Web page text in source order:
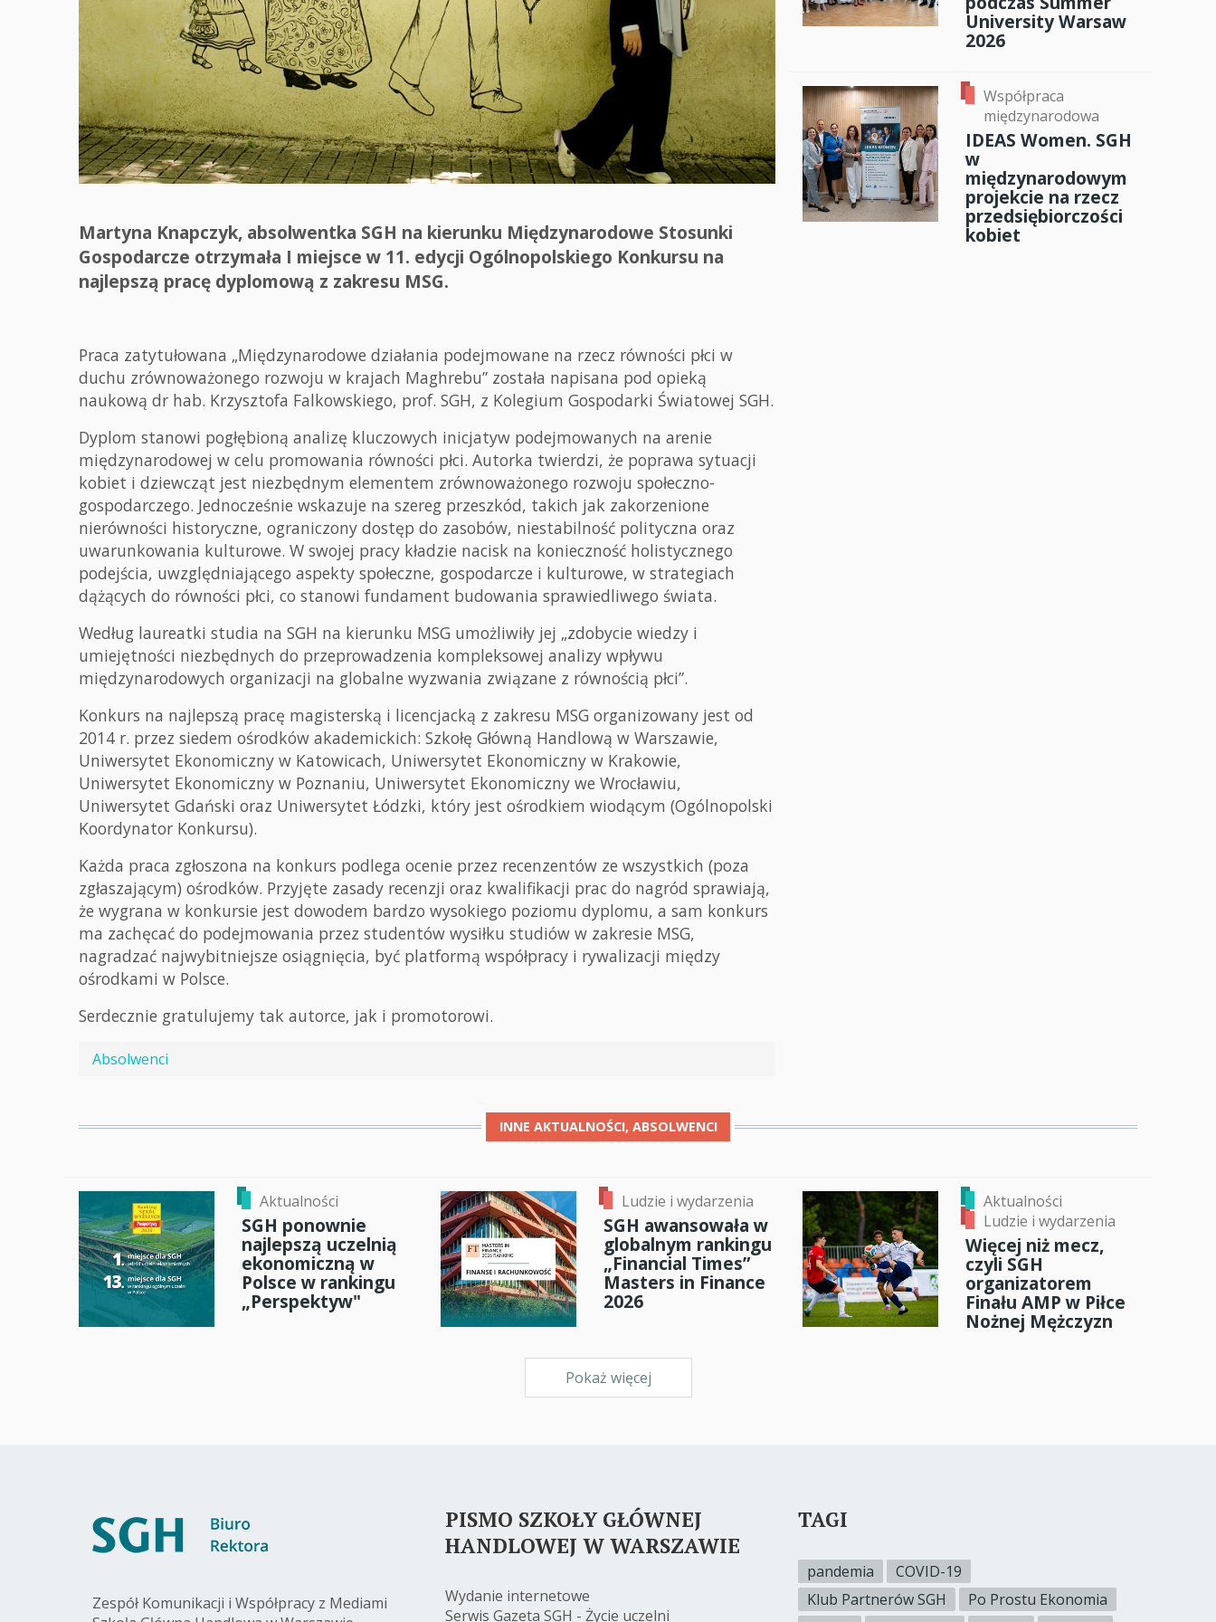
Martyna Knapczyk, absolwentka SGH na kierunku Międzynarodowe Stosunki
Gospodarcze otrzymała I miejsce w 11. edycji Ogólnopolskiego Konkursu na
najlepszą pracę dyplomową z zakresu MSG.
Praca zatytułowana „Międzynarodowe działania podejmowane na rzecz równości płci w
duchu zrównoważonego rozwoju w krajach Maghrebu” została napisana pod opieką
naukową dr hab. Krzysztofa Falkowskiego, prof. SGH, z Kolegium Gospodarki Światowej SGH.
Dyplom stanowi pogłębioną analizę kluczowych inicjatyw podejmowanych na arenie
międzynarodowej w celu promowania równości płci. Autorka twierdzi, że poprawa sytuacji
kobiet i dziewcząt jest niezbędnym elementem zrównoważonego rozwoju społeczno-
gospodarczego. Jednocześnie wskazuje na szereg przeszkód, takich jak zakorzenione
nierówności historyczne, ograniczony dostęp do zasobów, niestabilność polityczna oraz
uwarunkowania kulturowe. W swojej pracy kładzie nacisk na konieczność holistycznego
podejścia, uwzględniającego aspekty społeczne, gospodarcze i kulturowe, w strategiach
dążących do równości płci, co stanowi fundament budowania sprawiedliwego świata.
Według laureatki studia na SGH na kierunku MSG umożliwiły jej „zdobycie wiedzy i
umiejętności niezbędnych do przeprowadzenia kompleksowej analizy wpływu
międzynarodowych organizacji na globalne wyzwania związane z równością płci”.
Konkurs na najlepszą pracę magisterską i licencjacką z zakresu MSG organizowany jest od
2014 r. przez siedem ośrodków akademickich: Szkołę Główną Handlową w Warszawie,
Uniwersytet Ekonomiczny w Katowicach, Uniwersytet Ekonomiczny w Krakowie,
Uniwersytet Ekonomiczny w Poznaniu, Uniwersytet Ekonomiczny we Wrocławiu,
Uniwersytet Gdański oraz Uniwersytet Łódzki, który jest ośrodkiem wiodącym (Ogólnopolski
Koordynator Konkursu).
Każda praca zgłoszona na konkurs podlega ocenie przez recenzentów ze wszystkich (poza
zgłaszającym) ośrodków. Przyjęte zasady recenzji oraz kwalifikacji prac do nagród sprawiają,
że wygrana w konkursie jest dowodem bardzo wysokiego poziomu dyplomu, a sam konkurs
ma zachęcać do podejmowania przez studentów wysiłku studiów w zakresie MSG,
nagradzać najwybitniejsze osiągnięcia, być platformą współpracy i rywalizacji między
ośrodkami w Polsce.
Serdecznie gratulujemy tak autorce, jak i promotorowi.
Absolwenci
University Warsaw
2026
Współpraca
międzynarodowa
IDEAS Women. SGH
w
międzynarodowym
projekcie na rzecz
przedsiębiorczości
kobiet
INNE AKTUALNOŚCI, ABSOLWENCI
Aktualności
SGH ponownie
najlepszą uczelnią
ekonomiczną w
Polsce w rankingu
„Perspektyw"
Ludzie i wydarzenia
SGH awansowała w
globalnym rankingu
„Financial Times”
Masters in Finance
2026
Aktualności
Ludzie i wydarzenia
Więcej niż mecz,
czyli SGH
organizatorem
Finału AMP w Piłce
Nożnej Mężczyzn
Pokaż więcej
Zespół Komunikacji i Współpracy z Mediami
PISMO SZKOŁY GŁÓWNEJ
HANDLOWEJ W WARSZAWIE
Wydanie internetowe
Serwis Gazeta SGH - Życie uczelni
TAGI
pandemia
COVID-19
Klub Partnerów SGH
Po Prostu Ekonomia